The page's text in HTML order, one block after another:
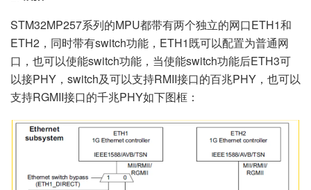
STM32MP257系列的MPU都带有两个独立的网口ETH1和
ETH2，同时带有switch功能，ETH1既可以配置为普通网
口，也可以使能switch功能，当使能switch功能后ETH3可
以接PHY，switch及可以支持RMII接口的百兆PHY，也可以
支持RGMII接口的千兆PHY如下图框：